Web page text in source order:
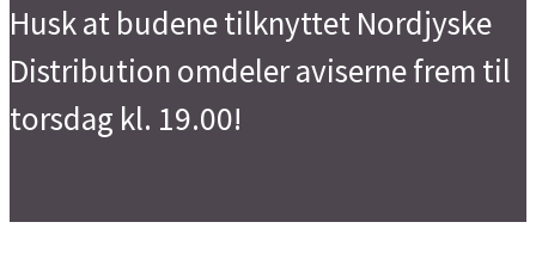
Husk at budene tilknyttet Nordjyske
Distribution omdeler aviserne frem til
torsdag kl. 19.00!